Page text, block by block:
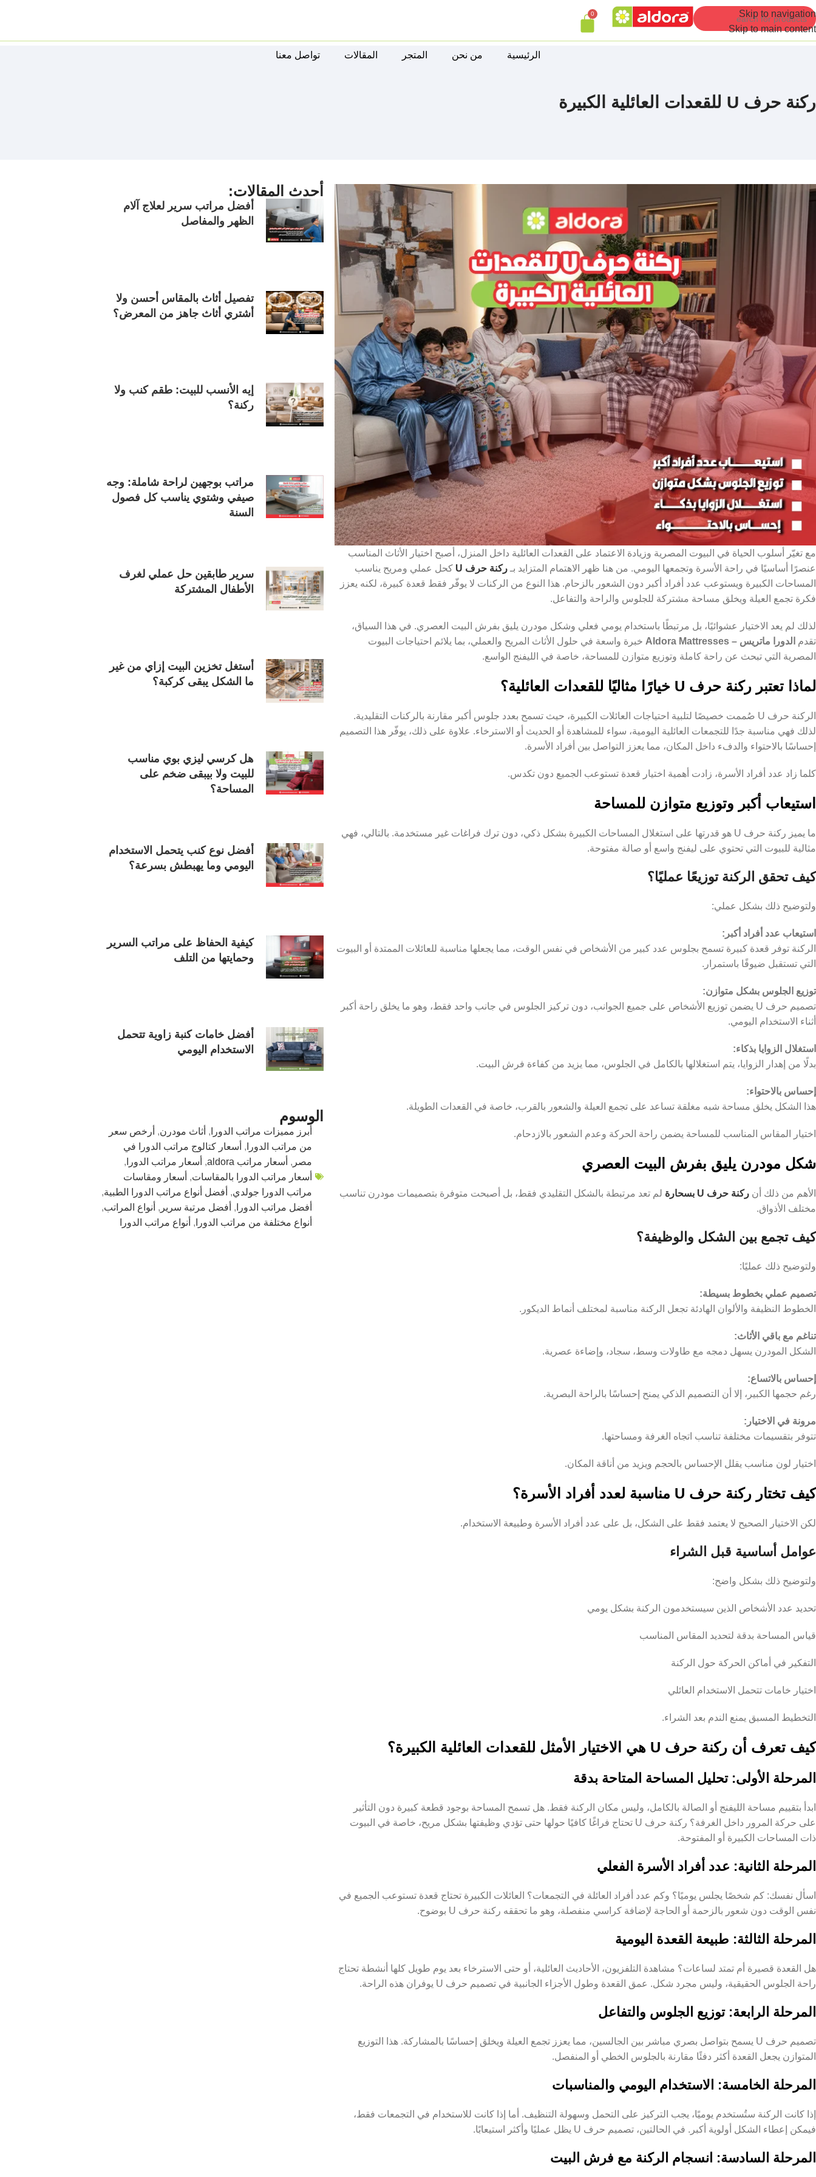
Skip to navigation
Skip to main content
0
الرئيسية من نحن المتجر المقالات تواصل معنا
ركنة حرف U للقعدات العائلية الكبيرة
مع تغيّر أسلوب الحياة في البيوت المصرية وزيادة الاعتماد على القعدات العائلية داخل المنزل، أصبح اختيار الأثاث المناسب
عنصرًا أساسيًا في راحة الأسرة وتجمعها اليومي. من هنا ظهر الاهتمام المتزايد بـ ركنة حرف U
كحل عملي ومريح يناسب
المساحات الكبيرة ويستوعب عدد أفراد أكبر دون الشعور بالزحام. هذا النوع من الركنات لا يوفّر فقط قعدة كبيرة، لكنه يعزز
فكرة تجمع العيلة ويخلق مساحة مشتركة للجلوس والراحة والتفاعل.
لذلك لم يعد الاختيار عشوائيًا، بل مرتبطًا باستخدام يومي فعلي وشكل مودرن يليق بفرش البيت العصري. في هذا السياق،
تقدم الدورا ماتريس – Aldora Mattresses
خبرة واسعة في حلول الأثاث المريح والعملي، بما يلائم احتياجات البيوت
المصرية التي تبحث عن راحة كاملة وتوزيع متوازن للمساحة، خاصة في الليفنج الواسع.
لماذا تعتبر ركنة حرف U خيارًا مثاليًا للقعدات العائلية؟
الركنة حرف U صُممت خصيصًا لتلبية احتياجات العائلات الكبيرة، حيث تسمح بعدد جلوس أكبر مقارنة بالركنات التقليدية.
لذلك فهي مناسبة جدًا للتجمعات العائلية اليومية، سواء للمشاهدة أو الحديث أو الاسترخاء. علاوة على ذلك، يوفّر هذا التصميم
إحساسًا بالاحتواء والدفء داخل المكان، مما يعزز التواصل بين أفراد الأسرة.
كلما زاد عدد أفراد الأسرة، زادت أهمية اختيار قعدة تستوعب الجميع دون تكدس.
استيعاب أكبر وتوزيع متوازن للمساحة
ما يميز ركنة حرف U هو قدرتها على استغلال المساحات الكبيرة بشكل ذكي، دون ترك فراغات غير مستخدمة. بالتالي، فهي
مثالية للبيوت التي تحتوي على ليفنج واسع أو صالة مفتوحة.
كيف تحقق الركنة توزيعًا عمليًا؟
ولتوضيح ذلك بشكل عملي:
استيعاب عدد أفراد أكبر:
الركنة توفر قعدة كبيرة تسمح بجلوس عدد كبير من الأشخاص في نفس الوقت، مما يجعلها مناسبة للعائلات الممتدة أو البيوت
التي تستقبل ضيوفًا باستمرار.
توزيع الجلوس بشكل متوازن:
تصميم حرف U يضمن توزيع الأشخاص على جميع الجوانب، دون تركيز الجلوس في جانب واحد فقط، وهو ما يخلق راحة أكبر
أثناء الاستخدام اليومي.
استغلال الزوايا بذكاء:
بدلًا من إهدار الزوايا، يتم استغلالها بالكامل في الجلوس، مما يزيد من كفاءة فرش البيت.
إحساس بالاحتواء:
هذا الشكل يخلق مساحة شبه مغلقة تساعد على تجمع العيلة والشعور بالقرب، خاصة في القعدات الطويلة.
اختيار المقاس المناسب للمساحة يضمن راحة الحركة وعدم الشعور بالازدحام.
شكل مودرن يليق بفرش البيت العصري
الأهم من ذلك أن ركنة حرف U بسحارة
لم تعد مرتبطة بالشكل التقليدي فقط، بل أصبحت متوفرة بتصميمات مودرن تناسب
مختلف الأذواق.
كيف تجمع بين الشكل والوظيفة؟
ولتوضيح ذلك عمليًا:
تصميم عملي بخطوط بسيطة:
الخطوط النظيفة والألوان الهادئة تجعل الركنة مناسبة لمختلف أنماط الديكور.
تناغم مع باقي الأثاث:
الشكل المودرن يسهل دمجه مع طاولات وسط، سجاد، وإضاءة عصرية.
إحساس بالاتساع:
رغم حجمها الكبير، إلا أن التصميم الذكي يمنح إحساسًا بالراحة البصرية.
مرونة في الاختيار:
تتوفر بتقسيمات مختلفة تناسب اتجاه الغرفة ومساحتها.
اختيار لون مناسب يقلل الإحساس بالحجم ويزيد من أناقة المكان.
كيف تختار ركنة حرف U مناسبة لعدد أفراد الأسرة؟
لكن الاختيار الصحيح لا يعتمد فقط على الشكل، بل على عدد أفراد الأسرة وطبيعة الاستخدام.
عوامل أساسية قبل الشراء
ولتوضيح ذلك بشكل واضح:
تحديد عدد الأشخاص الذين سيستخدمون الركنة بشكل يومي
قياس المساحة بدقة لتحديد المقاس المناسب
التفكير في أماكن الحركة حول الركنة
اختيار خامات تتحمل الاستخدام العائلي
التخطيط المسبق يمنع الندم بعد الشراء.
كيف تعرف أن ركنة حرف U هي الاختيار الأمثل للقعدات العائلية الكبيرة؟
المرحلة الأولى: تحليل المساحة المتاحة بدقة
ابدأ بتقييم مساحة الليفنج أو الصالة بالكامل، وليس مكان الركنة فقط. هل تسمح المساحة بوجود قطعة كبيرة دون التأثير
على حركة المرور داخل الغرفة؟ ركنة حرف U تحتاج فراغًا كافيًا حولها حتى تؤدي وظيفتها بشكل مريح، خاصة في البيوت
ذات المساحات الكبيرة أو المفتوحة.
المرحلة الثانية: عدد أفراد الأسرة الفعلي
اسأل نفسك: كم شخصًا يجلس يوميًا؟ وكم عدد أفراد العائلة في التجمعات؟ العائلات الكبيرة تحتاج قعدة تستوعب الجميع في
نفس الوقت دون شعور بالزحمة أو الحاجة لإضافة كراسي منفصلة، وهو ما تحققه ركنة حرف U بوضوح.
المرحلة الثالثة: طبيعة القعدة اليومية
هل القعدة قصيرة أم تمتد لساعات؟ مشاهدة التلفزيون، الأحاديث العائلية، أو حتى الاسترخاء بعد يوم طويل كلها أنشطة تحتاج
راحة الجلوس الحقيقية، وليس مجرد شكل. عمق القعدة وطول الأجزاء الجانبية في تصميم حرف U يوفران هذه الراحة.
المرحلة الرابعة: توزيع الجلوس والتفاعل
تصميم حرف U يسمح بتواصل بصري مباشر بين الجالسين، مما يعزز تجمع العيلة ويخلق إحساسًا بالمشاركة. هذا التوزيع
المتوازن يجعل القعدة أكثر دفئًا مقارنة بالجلوس الخطي أو المنفصل.
المرحلة الخامسة: الاستخدام اليومي والمناسبات
إذا كانت الركنة ستُستخدم يوميًا، يجب التركيز على التحمل وسهولة التنظيف. أما إذا كانت للاستخدام في التجمعات فقط،
فيمكن إعطاء الشكل أولوية أكبر. في الحالتين، تصميم حرف U يظل عمليًا وأكثر استيعابًا.
المرحلة السادسة: انسجام الركنة مع فرش البيت
أحدث المقالات:
أفضل مراتب سرير لعلاج آلام
الظهر والمفاصل
تفصيل أثاث بالمقاس أحسن ولا
أشتري أثاث جاهز من المعرض؟
إيه الأنسب للبيت: طقم كنب ولا
ركنة؟
مراتب بوجهين لراحة شاملة: وجه
صيفي وشتوي يناسب كل فصول
السنة
سرير طابقين حل عملي لغرف
الأطفال المشتركة
أستغل تخزين البيت إزاي من غير
ما الشكل يبقى كركبة؟
هل كرسي ليزي بوي مناسب
للبيت ولا بيبقى ضخم على
المساحة؟
أفضل نوع كنب يتحمل الاستخدام
اليومي وما يهبطش بسرعة؟
كيفية الحفاظ على مراتب السرير
وحمايتها من التلف
أفضل خامات كنبة زاوية تتحمل
الاستخدام اليومي
الوسوم
أبرز مميزات مراتب الدورا , أثاث مودرن, أرخص سعر
من مراتب الدورا , أسعار كتالوج مراتب الدورا في
مصر , أسعار مراتب aldora , أسعار مراتب الدورا ,
أسعار مراتب الدورا بالمقاسات, أسعار ومقاسات
مراتب الدورا جولدي, أفضل أنواع مراتب الدورا الطبية,
أفضل مراتب الدورا , أفضل مرتبة سرير , أنواع المراتب,
أنواع مختلفة من مراتب الدورا , أنواع مراتب الدورا